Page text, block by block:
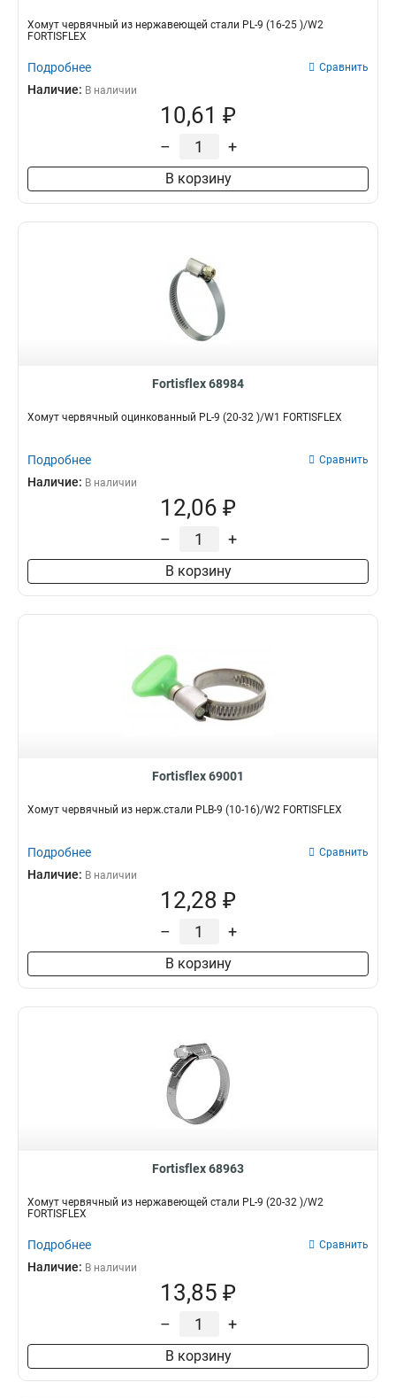
Хомут червячный из нержавеющей стали PL-9 (16-25 )/W2
FORTISFLEX
Подробнее Сравнить
Наличие: В наличии
10,61 ₽
– +
В корзину
Fortisflex 68984
Хомут червячный оцинкованный PL-9 (20-32 )/W1 FORTISFLEX
Подробнее Сравнить
Наличие: В наличии
12,06 ₽
– +
В корзину
Fortisflex 69001
Хомут червячный из нерж.стали PLB-9 (10-16)/W2 FORTISFLEX
Подробнее Сравнить
Наличие: В наличии
12,28 ₽
– +
В корзину
Fortisflex 68963
Хомут червячный из нержавеющей стали PL-9 (20-32 )/W2
FORTISFLEX
Подробнее Сравнить
Наличие: В наличии
13,85 ₽
– +
В корзину